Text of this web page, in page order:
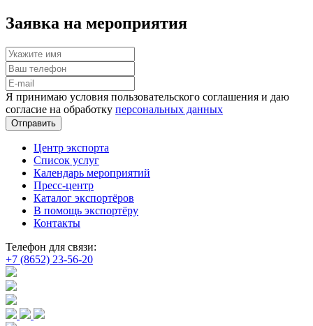
Заявка на мероприятия
Я принимаю условия пользовательского соглашения и даю
согласие на обработку персональных данных
Отправить
Центр экспорта
Список услуг
Календарь мероприятий
Пресс-центр
Каталог экспортёров
В помощь экспортёру
Контакты
Телефон для связи:
+7 (8652) 23-56-20